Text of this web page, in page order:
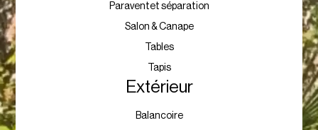
Paraventet séparation
Salon & Canape
Tables
Tapis
Extérieur
Balancoire